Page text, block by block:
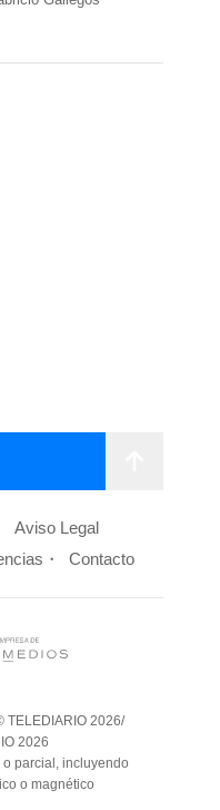
Aviso Legal
Contacto
TELEDIARIO 2026/
2026
parcial, incluyendo
o magnético